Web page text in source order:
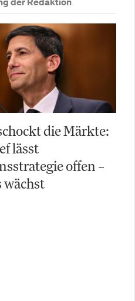
die Märkte:
lässt
offen –
wächst